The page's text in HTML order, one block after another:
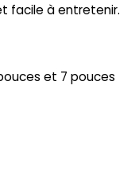
facile à entretenir.
et 7 pouces